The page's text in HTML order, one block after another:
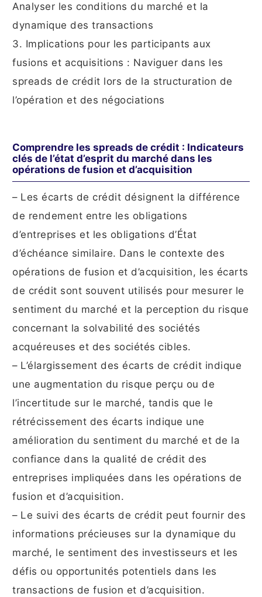
Analyser les conditions du marché et la
dynamique des transactions
3. Implications pour les participants aux
fusions et acquisitions : Naviguer dans les
spreads de crédit lors de la structuration de
l’opération et des négociations
Comprendre les spreads de crédit : Indicateurs
clés de l’état d’esprit du marché dans les
opérations de fusion et d’acquisition
– Les écarts de crédit désignent la différence
de rendement entre les obligations
d’entreprises et les obligations d’État
d’échéance similaire. Dans le contexte des
opérations de fusion et d’acquisition, les écarts
de crédit sont souvent utilisés pour mesurer le
sentiment du marché et la perception du risque
concernant la solvabilité des sociétés
acquéreuses et des sociétés cibles.
– L’élargissement des écarts de crédit indique
une augmentation du risque perçu ou de
l’incertitude sur le marché, tandis que le
rétrécissement des écarts indique une
amélioration du sentiment du marché et de la
confiance dans la qualité de crédit des
entreprises impliquées dans les opérations de
fusion et d’acquisition.
– Le suivi des écarts de crédit peut fournir des
informations précieuses sur la dynamique du
marché, le sentiment des investisseurs et les
défis ou opportunités potentiels dans les
transactions de fusion et d’acquisition.